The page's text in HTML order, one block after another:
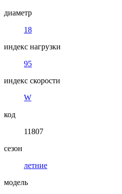
диаметр
18
индекс нагрузки
95
индекс скорости
W
код
11807
сезон
летние
модель